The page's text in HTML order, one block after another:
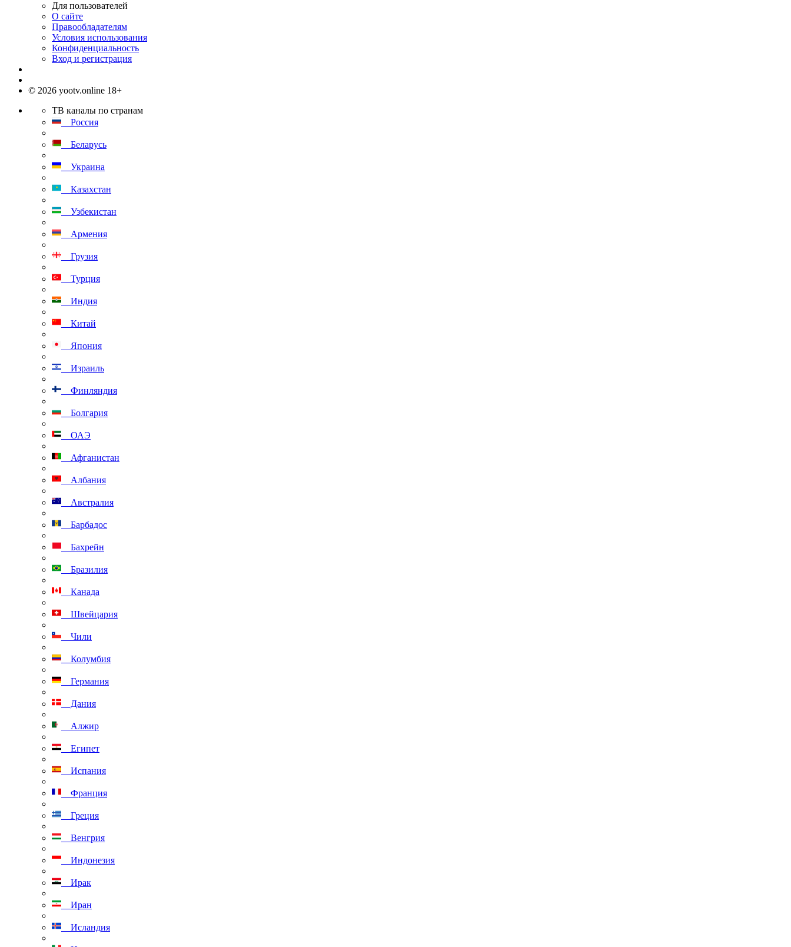
Для пользователей
О сайте
Правообладателям
Условия использования
Конфиденциальность
Вход и регистрация
© 2026 yootv.online 18+
ТВ каналы по странам
Россия
Беларусь
Украина
Казахстан
Узбекистан
Армения
Грузия
Турция
Индия
Китай
Япония
Израиль
Финляндия
Болгария
ОАЭ
Афганистан
Албания
Австралия
Барбадос
Бахрейн
Бразилия
Канада
Швейцария
Чили
Колумбия
Германия
Дания
Алжир
Египет
Испания
Франция
Греция
Венгрия
Индонезия
Ирак
Иран
Исландия